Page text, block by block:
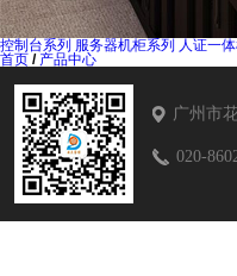
控制台系列 服务器机柜系列 人证一
首页 / 产品中心
广州市
020-